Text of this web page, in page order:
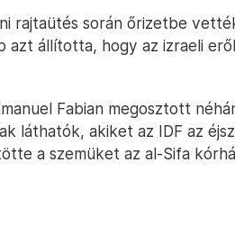
rajtaütés során őrizetbe
azt állította, hogy az izraeli
Fabian megosztott
láthatók, akiket az IDF az
a szemüket az al-Sifa